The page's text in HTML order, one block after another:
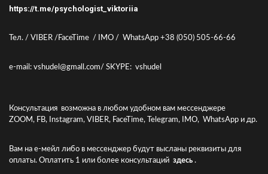
https://t.me/psychologist_viktoriia
Тел. / VIBER /FaceTime / IMO / WhatsApp +38 (050) 505-66-66
e-mail: vshudel@gmall.com/ SKYPE: vshudel
Консультация возможна в любом удобном вам мессенджере
ZOOM, FB, Instagram, VIBER, FaceTime, Telegram, IMO, WhatsApp и др.
Вам на е-мейл либо в мессенджер будут высланы реквизиты для
оплаты. Оплатить 1 или более консультаций здесь .